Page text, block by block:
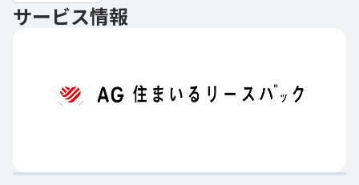
サービス情報